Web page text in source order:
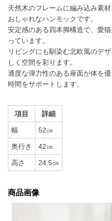
天然木のフレームに編み込み素
おしゃれなハンモックです。
安定感のある四本脚構造で、愛
っています。
リビングにも馴染む北欧風のデ
しく空間を彩ります。
適度な弾力性のある座面が体を
時間をサポートします。
項目 詳細
幅 52㎝
奥行き 42㎝
高さ 24.5㎝
商品画像